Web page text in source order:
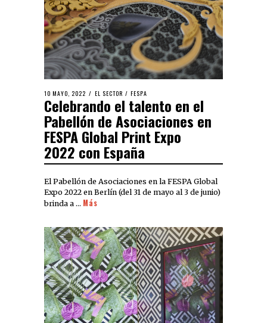
10 MAYO, 2022 EL SECTOR / FESPA
Celebrando el talento en el
Pabellón de Asociaciones en
FESPA Global Print Expo
2022 con España
El Pabellón de Asociaciones en la FESPA Global
Expo 2022 en Berlín (del 31 de mayo al 3 de junio)
brinda a … Más